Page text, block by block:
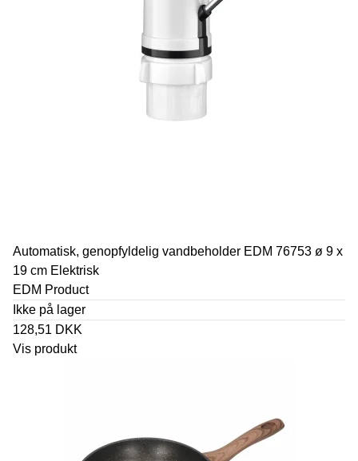
Automatisk, genopfyldelig vandbeholder EDM 76753 ø 9 x
19 cm Elektrisk
EDM Product
Ikke på lager
128,51 DKK
Vis produkt